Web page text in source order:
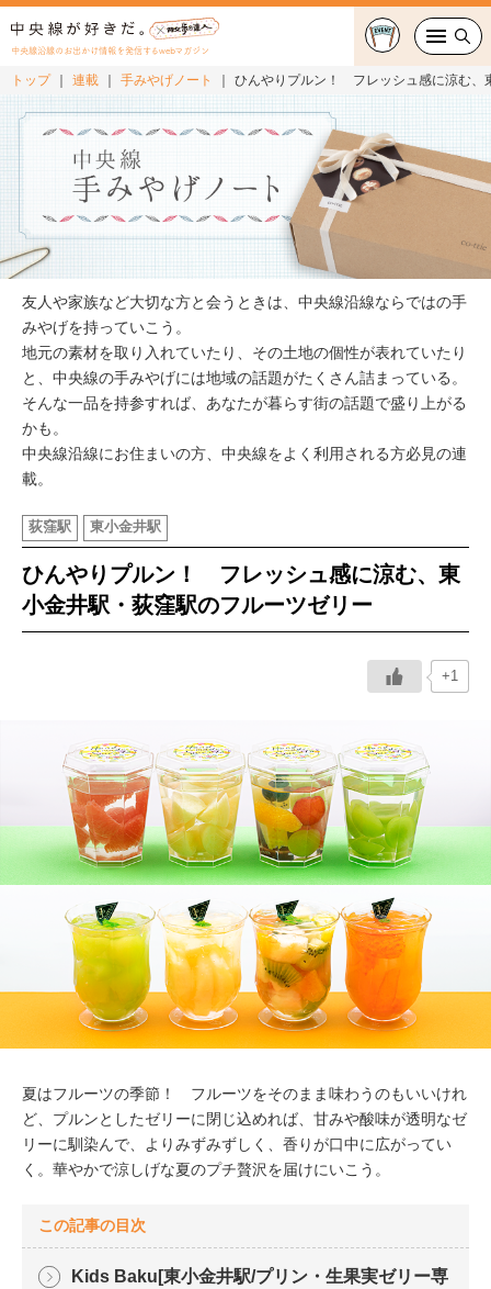
中央線沿線のお出かけ情報を発信するwebマガジン
グルメ・カフェ
スイーツ・テイクアウト
おでかけ
ショッピング
中央線カルチャー
特集
連載
中央線フェス
イベント情報
おしらせ
トップ 連載 手みやげノート ひんやりプルン！ フレッシュ感に涼む、
友人や家族など大切な方と会うときは、中央線沿線ならではの手
みやげを持っていこう。
地元の素材を取り入れていたり、その土地の個性が表れていたり
と、中央線の手みやげには地域の話題がたくさん詰まっている。
そんな一品を持参すれば、あなたが暮らす街の話題で盛り上がる
かも。
中央線沿線にお住まいの方、中央線をよく利用される方必見の連
載。
荻窪駅 東小金井駅
ひんやりプルン！ フレッシュ感に涼む、東
小金井駅・荻窪駅のフルーツゼリー
+1
夏はフルーツの季節！ フルーツをそのまま味わうのもいいけれ
ど、プルンとしたゼリーに閉じ込めれば、甘みや酸味が透明なゼ
リーに馴染んで、よりみずみずしく、香りが口中に広がってい
く。華やかで涼しげな夏のプチ贅沢を届けにいこう。
この記事の目次
Kids Baku[東小金井駅/プリン・生果実ゼリー専